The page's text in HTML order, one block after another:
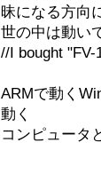
昧になる方向
世の中は動い
//I bought "FV-
ARMで動く
動く
コンピュータ